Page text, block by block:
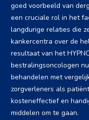
goed voorbeeld van
een cruciale rol in het
langdurige relaties die
kankercentra over de
resultaat van het
bestralingsoncologen
behandelen met
zorgverleners als
kosteneffectief en
middelen om te gaan.